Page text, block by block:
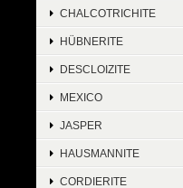
CHALCOTRICHITE
HÜBNERITE
DESCLOIZITE
MEXICO
JASPER
HAUSMANNITE
CORDIERITE